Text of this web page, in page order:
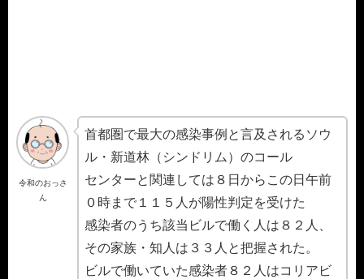
令和のおっさ
ん
首都圏で最大の感染事例と言及されるソウ
ル・新道林（シンドリム）のコール
センターと関連しては８日からこの日午前
０時まで１１５人が陽性判定を受けた
感染者のうち該当ビルで働く人は８２人、
その家族・知人は３３人と把握された。
ビルで働いていた感染者８２人はコリアビ